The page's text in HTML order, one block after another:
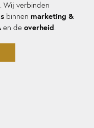
Wij verbinden
binnen marketing &
en de overheid.